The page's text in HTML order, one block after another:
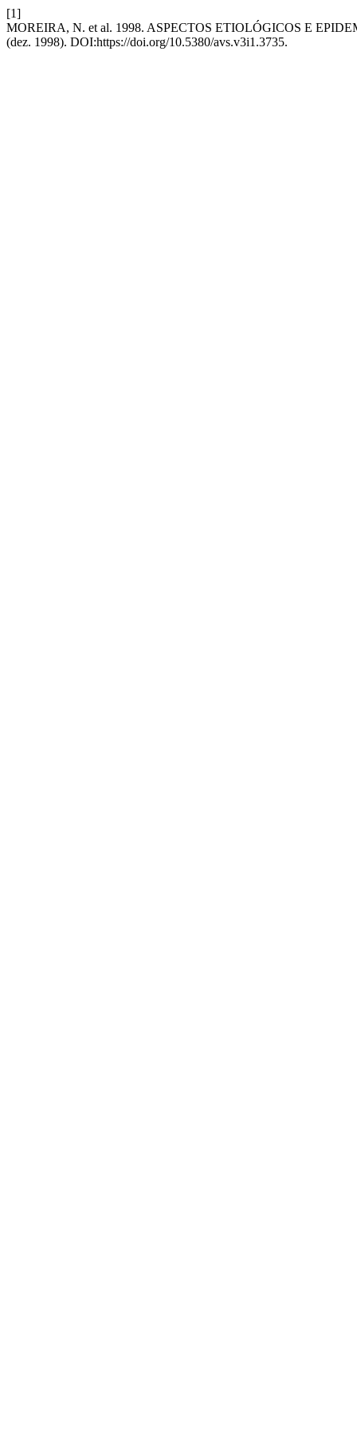
[1]
MOREIRA, N. et al. 1998. ASPECTOS ETIOLÓGICOS E
(dez. 1998). DOI:https://doi.org/10.5380/avs.v3i1.3735.